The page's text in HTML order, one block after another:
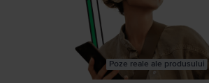
Poze reale ale produsului